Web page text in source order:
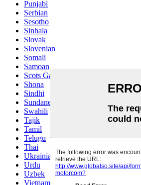
Punjabi
Serbian
Sesotho
Sinhala
Slovak
Slovenian
Somali
Samoan
Scots Gaelic
Shona
Sindhi
Sundanese
Swahili
Tajik
Tamil
Telugu
Thai
Ukrainian
Urdu
Uzbek
Vietnamese